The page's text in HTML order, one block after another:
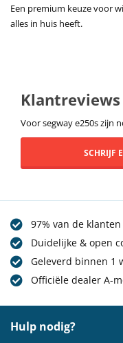
Een premium keuze voor
alles in huis heeft.
Klantreviews
Voor segway e250s zijn
SCHRIJF
97% van de
Duidelijke & open
Geleverd binnen 1
Officiële dealer A-
Hulp nodig?